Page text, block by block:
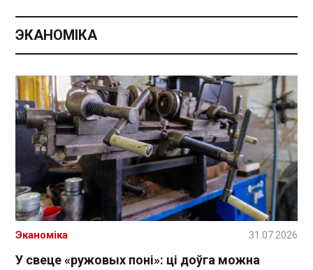
ЭКАНОМІКА
У свеце «ружовых поні»: ці доўга можна
Эканоміка 31.07.2026